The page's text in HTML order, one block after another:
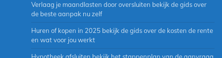
Verlaag je maandlasten door oversluiten bekijk de gids over
de beste aanpak nu zelf
Huren of kopen in 2025 bekijk de gids over de kosten de rente
en wat voor jou werkt